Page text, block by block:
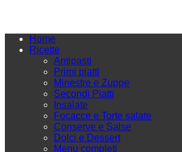
Home
Ricette
Antipasti
Primi piatti
Minestre e Zuppe
Secondi Piatti
Insalate
Focacce e Torte salate
Conserve e Salse
Dolci e Dessert
Menu completi